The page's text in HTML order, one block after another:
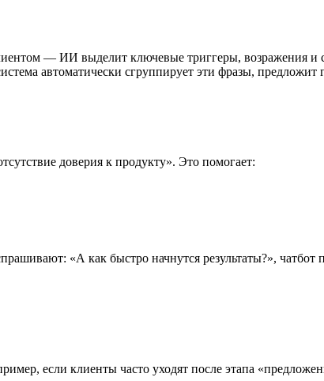
— ИИ выделит ключевые триггеры, возражения и
автоматически сгруппирует эти фразы, предложит
доверия к продукту». Это помогает:
«А как быстро начнутся результаты?», чатбот
если клиенты часто уходят после этапа